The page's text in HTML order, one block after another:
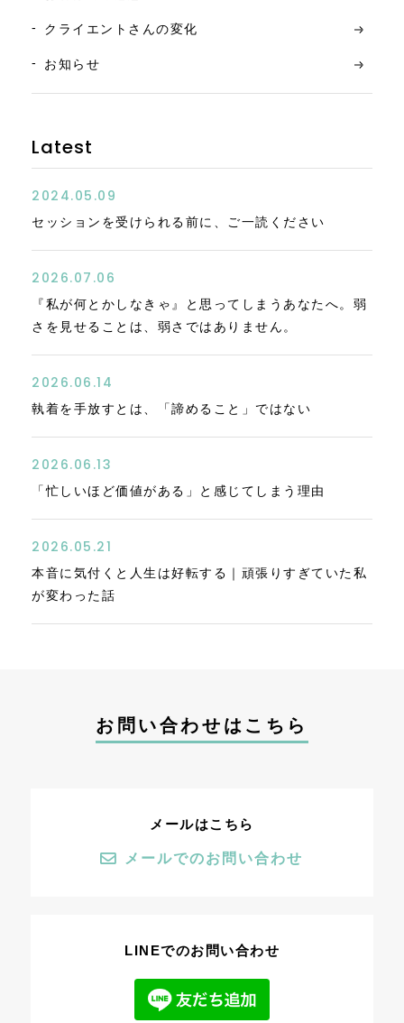
クライエントさんの変化
お知らせ
Latest
2024.05.09
セッションを受けられる前に、ご一読ください
2026.07.06
『私が何とかしなきゃ』と思ってしまうあなたへ。弱
さを見せることは、弱さではありません。
2026.06.14
執着を手放すとは、「諦めること」ではない
2026.06.13
「忙しいほど価値がある」と感じてしまう理由
2026.05.21
本音に気付くと人生は好転する｜頑張りすぎていた私
が変わった話
お問い合わせはこちら
メールはこちら
メールでのお問い合わせ
LINEでのお問い合わせ